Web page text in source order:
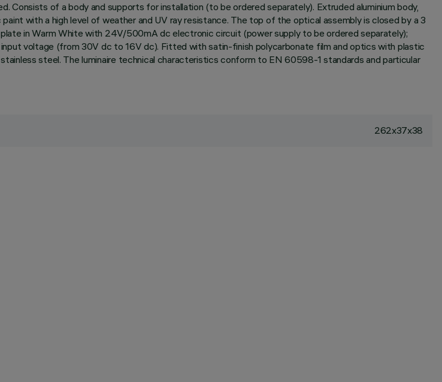
Consists of a body and supports for installation (to be ordered separately). Extruded aluminium body,
with a high level of weather and UV ray resistance. The top of the optical assembly is closed by a 3
in Warm White with 24V/500mA dc electronic circuit (power supply to be ordered separately);
voltage (from 30V dc to 16V dc). Fitted with satin-finish polycarbonate film and optics with plastic
steel. The luminaire technical characteristics conform to EN 60598-1 standards and particular
262x37x38